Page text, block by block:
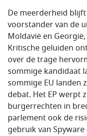
De meerderheid
voorstander van de
Moldavië en
Kritische geluiden
over de trage
sommige kandidaat
sommige EU landen
debat. Het EP werpt
burgerrechten in
parlement ook de
gebruik van